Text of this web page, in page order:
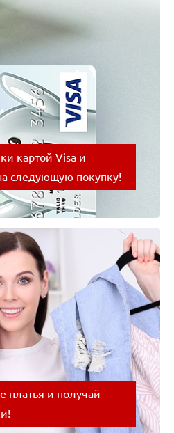
картой Visa и
следующую покупку!
Visa и получай скидки
платья и получай